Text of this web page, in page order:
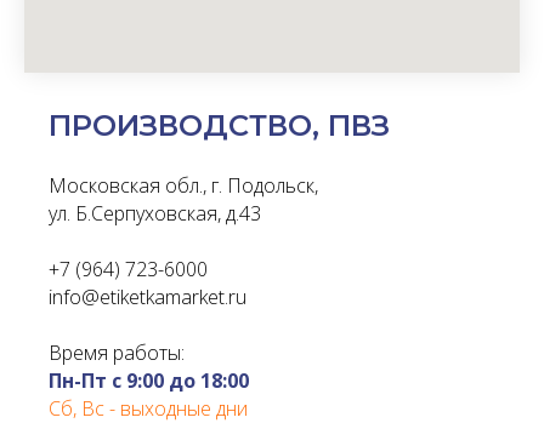
ПРОИЗВОДСТВО, ПВЗ
Московская обл., г. Подольск,
ул. Б.Серпуховская, д.43
+7 (964) 723-6000
info@etiketkamarket.ru
Время работы:
Пн-Пт с 9:00 до 18:00
Сб, Вс - выходные дни